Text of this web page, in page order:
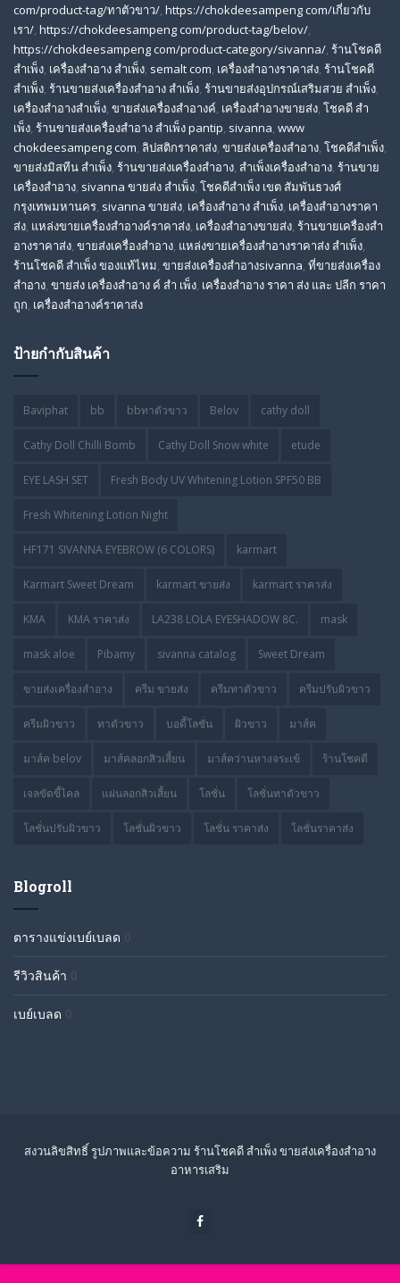
com/product-tag/ทาตัวขาว/, https://chokdeesampeng com/เกี่ยวกับ
เรา/, https://chokdeesampeng com/product-tag/belov/,
https://chokdeesampeng com/product-category/sivanna/, ร้านโชคดี
สําเพ็ง, เครื่องสำอาง สำเพ็ง, semalt com, เครื่องสำอางราคาส่ง, ร้านโชคดี
สำเพ็ง, ร้านขายส่งเครื่องสําอาง สําเพ็ง, ร้านขายส่งอุปกรณ์เสริมสวย สําเพ็ง,
เครื่องสำอางสำเพ็ง, ขายส่งเครื่องสำอางค์, เครื่องสำอางขายส่ง, โชคดี สํา
เพ็ง, ร้านขายส่งเครื่องสําอาง สําเพ็ง pantip, sivanna, www
chokdeesampeng com, ลิปสติกราคาส่ง, ขายส่งเครื่องสำอาง, โชคดีสำเพ็ง,
ขายส่งมิสทีน สําเพ็ง, ร้านขายส่งเครื่องสำอาง, สําเพ็งเครื่องสําอาง, ร้านขาย
เครื่องสำอาง, sivanna ขายส่ง สําเพ็ง, โชคดีสำเพ็ง เขต สัมพันธวงศ์
กรุงเทพมหานคร, sivanna ขายส่ง, เครื่องสําอาง สําเพ็ง, เครื่องสําอางราคา
ส่ง, แหล่งขายเครื่องสําอางค์ราคาส่ง, เครื่องสําอางขายส่ง, ร้านขายเครื่องสํา
อางราคาส่ง, ขายส่งเครื่องสําอาง, แหล่งขายเครื่องสําอางราคาส่ง สําเพ็ง,
ร้านโชคดี สําเพ็ง ของแท้ไหม, ขายส่งเครื่องสําอางsivanna, ที่ขายส่งเครื่อง
สําอาง, ขายส่ง เครื่องสำอาง ค์ สำ เพ็ง, เครื่องสำอาง ราคา ส่ง และ ปลีก ราคา
ถูก, เครื่องสำอางค์ราคาส่ง
ป้ายกำกับสินค้า
Baviphat bb bbทาตัวขาว Belov cathy doll
Cathy Doll Chilli Bomb Cathy Doll Snow white etude
EYE LASH SET Fresh Body UV Whitening Lotion SPF50 BB
Fresh Whitening Lotion Night
HF171 SIVANNA EYEBROW (6 COLORS) karmart
Karmart Sweet Dream karmart ขายส่ง karmart ราคาส่ง
KMA KMA ราคาส่ง LA238 LOLA EYESHADOW 8C. mask
mask aloe Pibamy sivanna catalog Sweet Dream
ขายส่งเครื่องสำอาง ครีม ขายส่ง ครีมทาตัวขาว ครีมปรับผิวขาว
ครีมผิวขาว ทาตัวขาว บอดี้โลชั่น ผิวขาว มาส์ค
มาส์ค belov มาส์คลอกสิวเสี้ยน มาส์คว่านหางจระเข้ ร้านโชคดี
เจลขัดขี้ไคล แผ่นลอกสิวเสี้ยน โลชั่น โลชั่นทาตัวขาว
โลชั่นปรับผิวขาว โลชั่นผิวขาว โลชั่น ราคาส่ง โลชั่นราคาส่ง
Blogroll
ตารางแข่งเบย์เบลด 0
รีวิวสินค้า 0
เบย์เบลด 0
สงวนลิขสิทธิ์ รูปภาพและข้อความ ร้านโชคดี สำเพ็ง ขายส่งเครื่องสำอาง
อาหารเสริม